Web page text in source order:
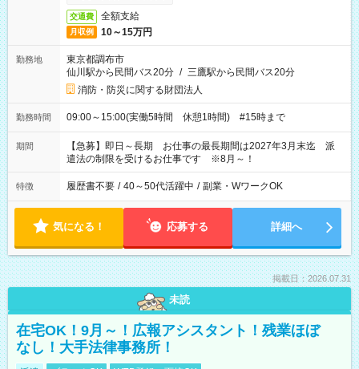
交通費 全額支給
月収例 10～15万円
勤務地
東京都調布市
仙川駅から民間バス20分 / 三鷹駅から民間バス20分
消防・防災に関する財団法人
勤務時間 09:00～15:00(実働5時間 休憩1時間) #15時まで
期間
【急募】即日～長期 お仕事の最長期間は2027年3月末迄 派
遣法の制限を受けるお仕事です ※8月～！
特徴 履歴書不要 / 40～50代活躍中 / 副業・WワークOK
気になる！ 応募する 詳細へ
掲載日：2026.07.31
未読
在宅OK！9月～！広報アシスタント！残業ほぼ
なし！大手法律事務所！